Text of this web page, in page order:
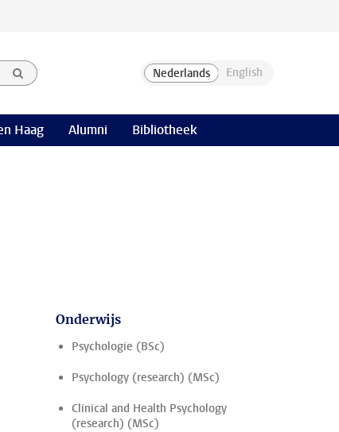
Haag Alumni Bibliotheek
Onderwijs
Psychologie (BSc)
Psychology (research) (MSc)
Clinical and Health Psychology
(research) (MSc)